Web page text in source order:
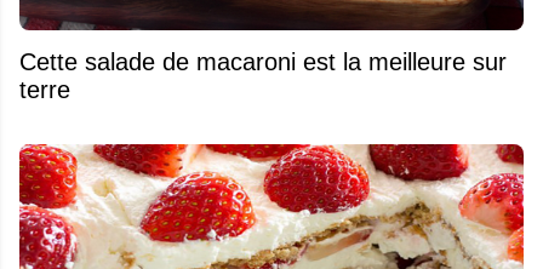
Cette salade de macaroni est la meilleure sur
terre